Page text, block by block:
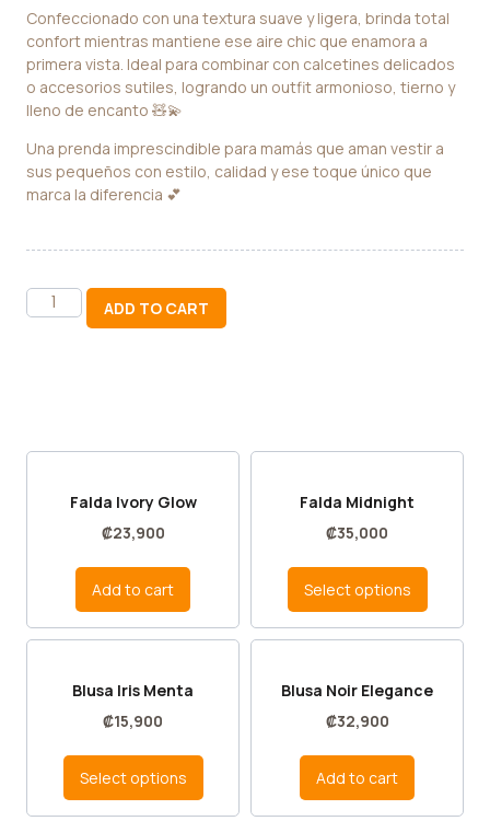
Confeccionado con una textura suave y ligera, brinda total
confort mientras mantiene ese aire chic que enamora a
primera vista. Ideal para combinar con calcetines delicados
o accesorios sutiles, logrando un outfit armonioso, tierno y
lleno de encanto 🧸💫
Una prenda imprescindible para mamás que aman vestir a
sus pequeños con estilo, calidad y ese toque único que
marca la diferencia 💕
ADD TO CART
Falda Ivory Glow
₡23,900
Add to cart
Falda Midnight
₡35,000
Select options
Blusa Iris Menta
₡15,900
Select options
Blusa Noir Elegance
₡32,900
Add to cart